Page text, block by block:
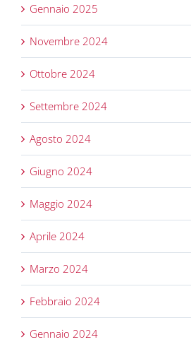
Gennaio 2025
Novembre 2024
Ottobre 2024
Settembre 2024
Agosto 2024
Giugno 2024
Maggio 2024
Aprile 2024
Marzo 2024
Febbraio 2024
Gennaio 2024